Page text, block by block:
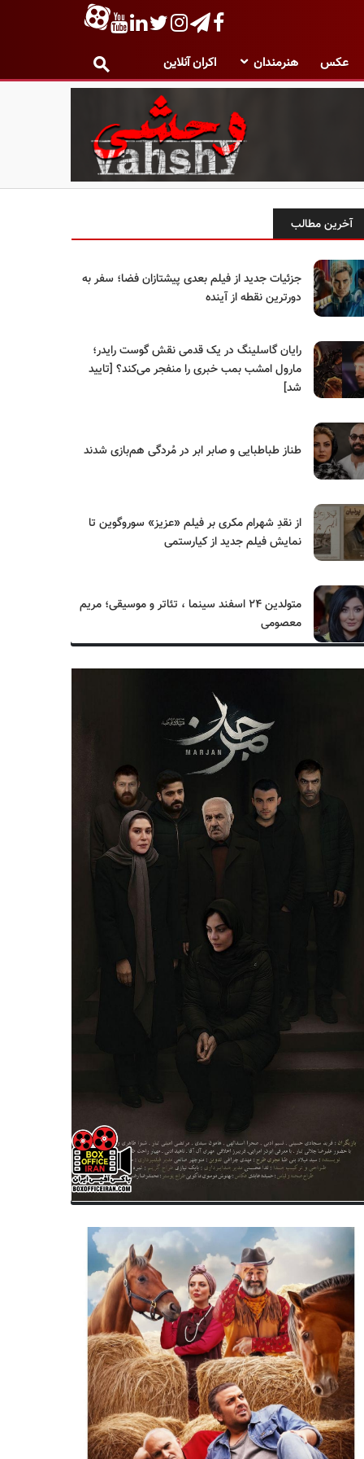
عکس هنرمندان اکران آنلاین
آخرین مطالب
جزئیات جدید از فیلم بعدی پیشتازان فضا؛ سفر به
دورترین نقطه از آینده
رایان گاسلینگ در یک قدمی نقش گوست رایدر؛
مارول امشب بمب خبری را منفجر می‌کند؟ [تایید
شد]
طناز طباطبایی و صابر ابر در مُردگی هم‌بازی شدند
از نقدِ شهرام مکری بر فیلم «عزیز» سوروگوین تا
نمایش فیلم جدید از کیارستمی
متولدین ۲۴ اسفند سینما ، تئاتر و موسیقی؛ مریم
معصومی